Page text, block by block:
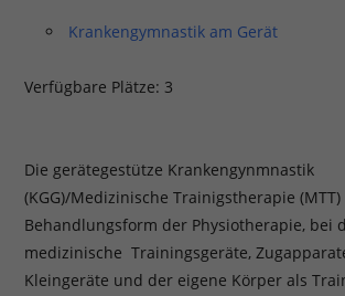
Krankengymnastik am Gerät
Verfügbare Plätze: 3
Die gerätegestütze Krankengynmnastik
(KGG)/Medizinische Trainigstherapie
Behandlungsform der Physiotherapie, bei
medizinische Trainingsgeräte,
Kleingeräte und der eigene Körper als